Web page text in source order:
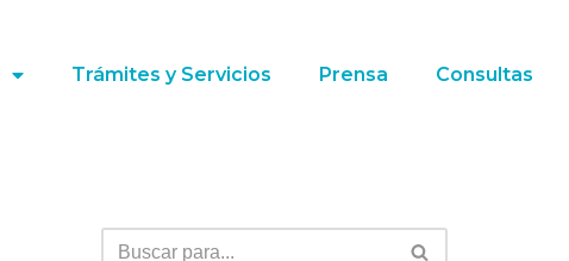
Trámites y Servicios Prensa Consultas